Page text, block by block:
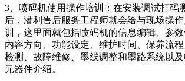
3、喷码机使用操作培训：在安装调试打码
后，潜利售后服务工程师就会给与现场操
训，这里面就包括喷码机的信息编辑、参数
内容方向、功能设定、维护时间、保养流
检测、故障维修、墨线调整和墨路系统以
元器件介绍。